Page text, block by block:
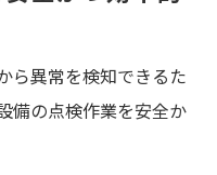
ら異常を検知できるた
備の点検作業を安全か